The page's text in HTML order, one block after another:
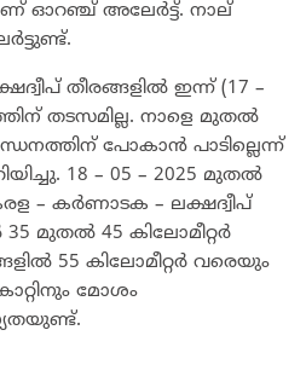
ഓറ‌ഞ്ച് അലേർട്ട്. നാല്
തീരങ്ങളിൽ ഇന്ന് (17 –
തടസമില്ല. നാളെ മുതൽ
പോകാൻ പാടില്ലെന്ന്
18 – 05 – 2025 മുതൽ
– കർണാടക – ലക്ഷദ്വീപ്
മുതൽ 45 കിലോമീറ്റർ
55 കിലോമീറ്റർ വരെയും
മോശം